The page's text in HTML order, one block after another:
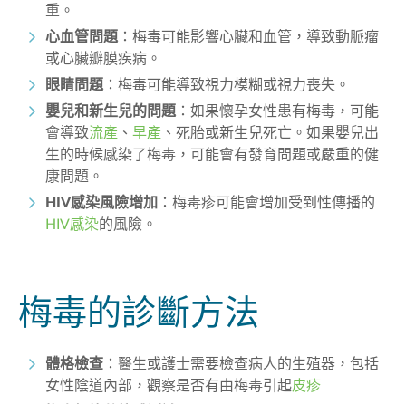
重。
心血管問題 ：梅毒可能影響心臟和血管，導致動脈瘤
或心臟瓣膜疾病。
眼睛問題 ：梅毒可能導致視力模糊或視力喪失。
嬰兒和新生兒的問題 ：如果懷孕女性患有梅毒，可能
會導致流產 、 早產 、死胎或新生兒死亡。如果嬰兒出
生的時候感染了梅毒，可能會有發育問題或嚴重的健
康問題。
HIV感染風險增加 ：梅毒疹可能會增加受到性傳播的
HIV感染的風險。
梅毒的診斷方法
體格檢查 ：醫生或護士需要檢查病人的生殖器，包括
女性陰道內部，觀察是否有由梅毒引起皮疹